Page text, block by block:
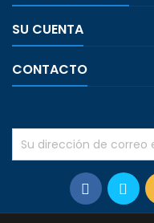
SU CUENTA
CONTACTO